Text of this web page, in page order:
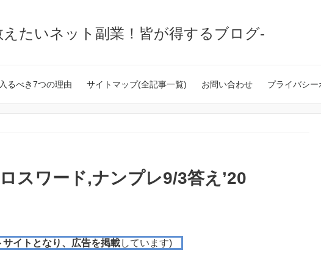
たいネット副業！皆が得するブログ-
るべき7つの理由 サイトマップ(全記事一覧) お問い合わせ プライバシー
スワード,ナンプレ9/3答え’20
サイトとなり、広告を掲載しています)